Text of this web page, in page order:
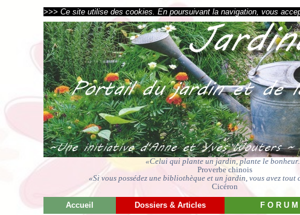
>>> Ce site utilise des cookies. En poursuivant la navigation, vous
«Celui qui plante un jardin, plante le
Proverbe chinois
«Si vous possédez une bibliothèque et un jardin, vous avez tout
Cicéron
Accueil Dossiers & Articles F O R U M